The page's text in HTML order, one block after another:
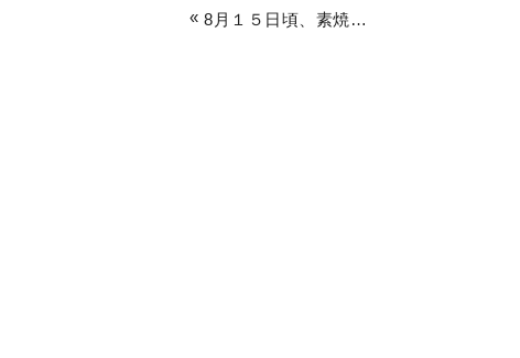
« 8月１５日頃、素焼きの予定です